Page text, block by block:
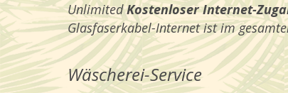
UnlimitedKostenloser Internet-
Glasfaserkabel-Internet ist im
Wäscherei-Service